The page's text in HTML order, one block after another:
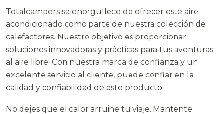
Totalcampers se enorgullece de ofrecer este aire
acondicionado como parte de nuestra colección de
calefactores. Nuestro objetivo es proporcionar
soluciones innovadoras y prácticas para tus aventuras
al aire libre. Con nuestra marca de confianza y un
excelente servicio al cliente, puede confiar en la
calidad y confiabilidad de este producto.
No dejes que el calor arruine tu viaje. Mantente